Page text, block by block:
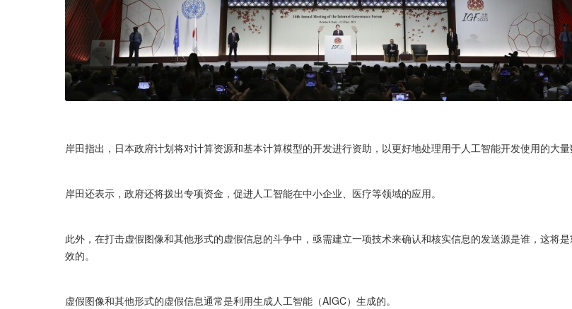
岸田指出，日本政府计划将对计算资源和基本计算模型的开发进行资助，以更好地处理用于人工智能开发使用的大量
岸田还表示，政府还将拨出专项资金，促进人工智能在中小企业、医疗等领域的应用。
此外，在打击虚假图像和其他形式的虚假信息的斗争中，亟需建立一项技术来确认和核实信息的发送源是谁，这将
效的。
虚假图像和其他形式的虚假信息通常是利用生成人工智能（AIGC）生成的。